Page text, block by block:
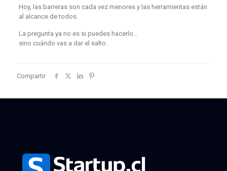
Hoy, las barreras son cada vez menores y las herramientas están
al alcance de todos.
La pregunta ya no es si puedes hacerlo…
sino cuándo vas a dar el salto.
Compartir